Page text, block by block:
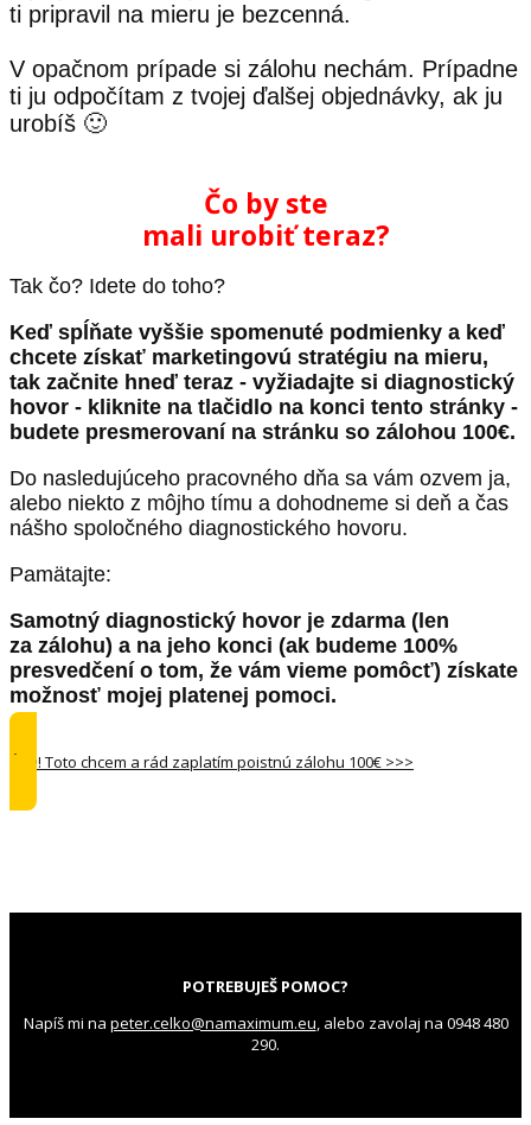
ti pripravil na mieru je bezcenná.
V opačnom prípade si zálohu nechám. Prípadne
ti ju odpočítam z tvojej ďalšej objednávky, ak ju
urobíš 🙂
Čo by ste
mali urobiť teraz?
Tak čo? Idete do toho?
Keď spĺňate vyššie spomenuté podmienky a keď
chcete získať marketingovú stratégiu na mieru,
tak začnite hneď teraz - vyžiadajte si diagnostický
hovor - kliknite na tlačidlo na konci tento stránky -
budete presmerovaní na stránku so zálohou 100€.
Do nasledujúceho pracovného dňa sa vám ozvem ja,
alebo niekto z môjho tímu a dohodneme si deň a čas
nášho spoločného diagnostického hovoru.
Pamätajte:
Samotný diagnostický hovor je zdarma (len
za zálohu) a na jeho konci (ak budeme 100%
presvedčení o tom, že vám vieme pomôcť) získate
možnosť mojej platenej pomoci.
Áno! Toto chcem a rád zaplatím poistnú zálohu 100€ >>>
POTREBUJEŠ POMOC?
Napíš mi na peter.celko@namaximum.eu, alebo zavolaj na 0948 480
290.